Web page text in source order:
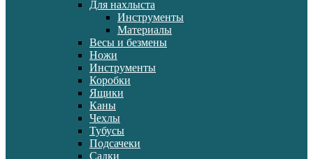
Для нахлыста
Инструменты
Материалы
Весы и безмены
Ножи
Инструменты
Коробки
Ящики
Каны
Чехлы
Тубусы
Подсачеки
Садки